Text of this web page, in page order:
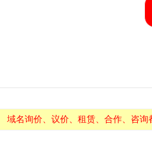
域名询价、议价、租赁、合作、咨询